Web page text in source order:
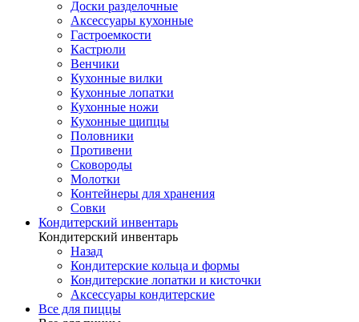
Доски разделочные
Аксессуары кухонные
Гастроемкости
Кастрюли
Венчики
Кухонные вилки
Кухонные лопатки
Кухонные ножи
Кухонные щипцы
Половники
Противени
Сковороды
Молотки
Контейнеры для хранения
Совки
Кондитерский инвентарь
Кондитерский инвентарь
Назад
Кондитерские кольца и формы
Кондитерские лопатки и кисточки
Аксессуары кондитерские
Все для пиццы